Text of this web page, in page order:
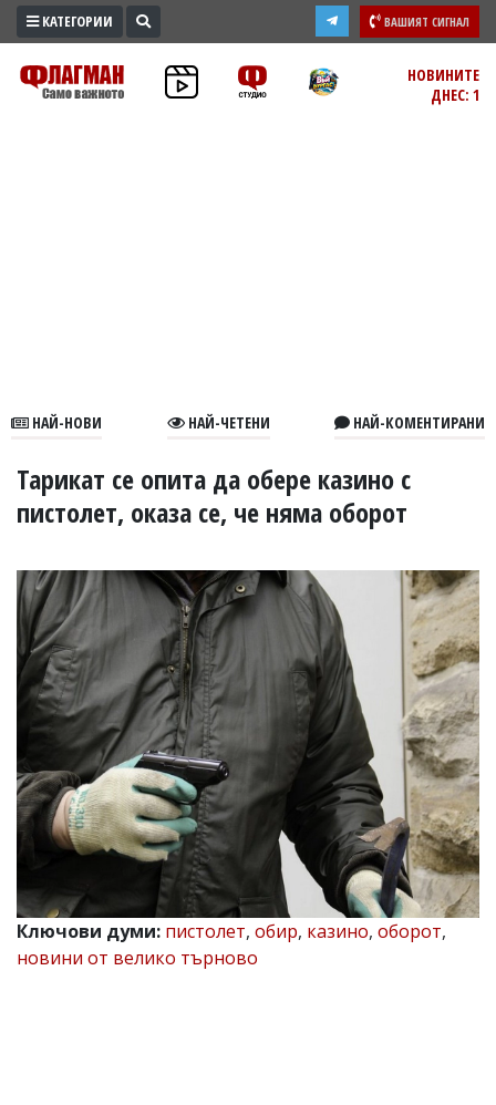
ПРОМО
ЗОНА
В
УКРАЙНА
РАЗСЛЕДВАНЕ
БИЗНЕС
ЮГ
Управители:
Веселин
Василев,
email:
v.vasilev@flagman.bg
Катя
Касабова,
еmail:k.kassabova@flagman.bg
редактор:
Иван
Колев,
email:
КАТЕГОРИИ ВАШИЯТ СИГНАЛ
НОВИНИТЕ
ДНЕС: 1
НАЙ-НОВИ НАЙ-ЧЕТЕНИ НАЙ-КОМЕНТИРАНИ
Тарикат се опита да обере казино с
пистолет, оказа се, че няма оборот
Ключови думи: пистолет, обир, казино, оборот,
новини от велико търново